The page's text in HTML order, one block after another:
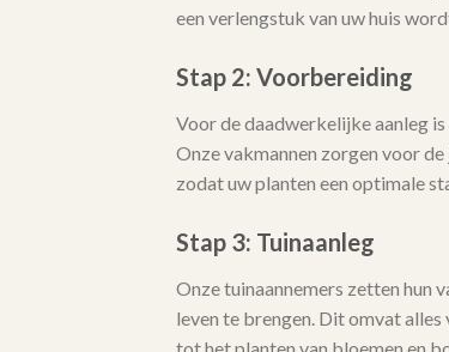
een verlengstuk van uw huis
Stap 2: Voorbereiding
Voor de daadwerkelijke aanleg
Onze vakmannen zorgen voor
zodat uw planten een optimale
Stap 3: Tuinaanleg
Onze tuinaannemers zetten hun
leven te brengen. Dit omvat alles
tot het planten van bloemen en